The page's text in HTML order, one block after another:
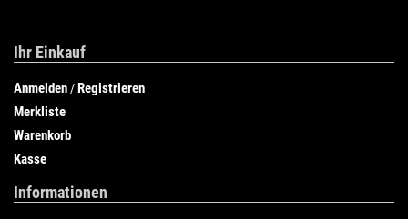
Ihr Einkauf
Anmelden /Registrieren
Merkliste
Warenkorb
Kasse
Informationen